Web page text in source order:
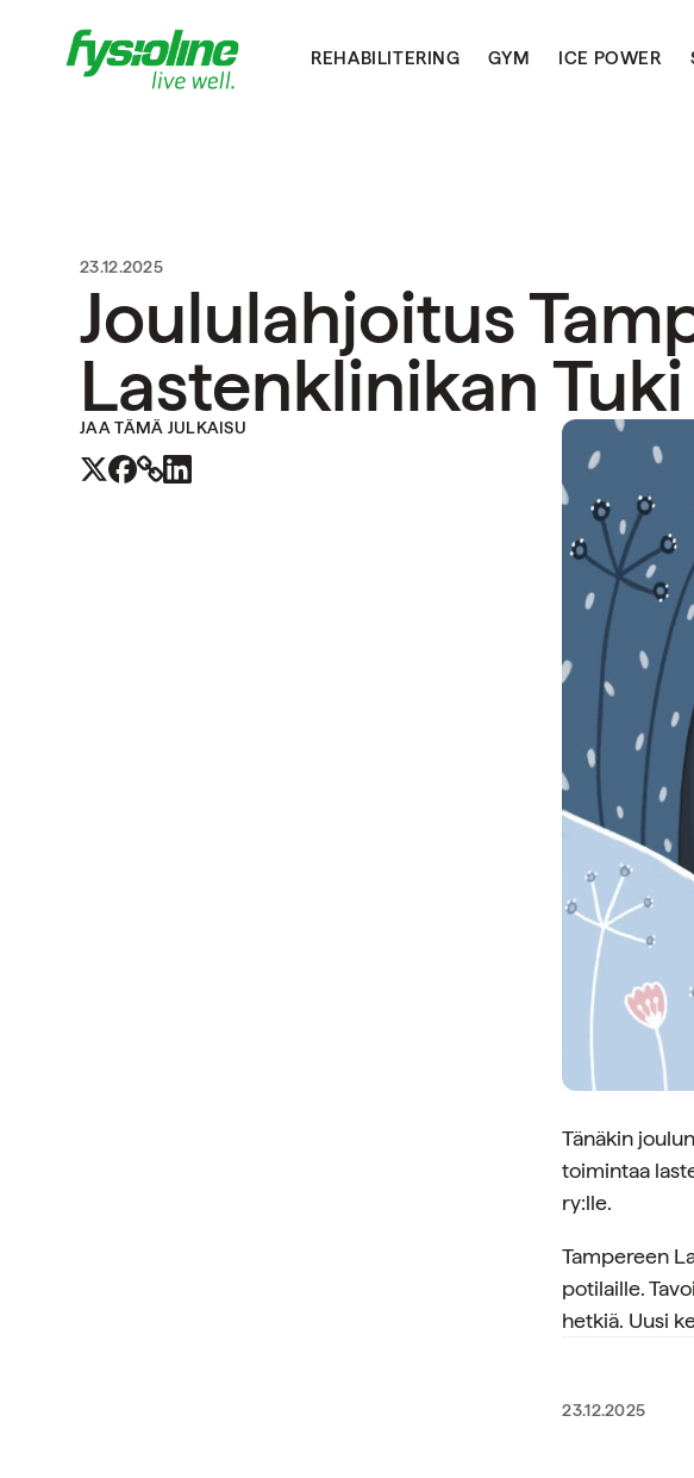
REHABILITERING GYM ICE POWER
23.12.2025
Joululahjoitus
Lastenklinikan
JAA TÄMÄ JULKAISU
Tänäkin
toimintaa
ry:lle.
Tampereen
potilaille.
hetkiä. Uusi
23.12.2025